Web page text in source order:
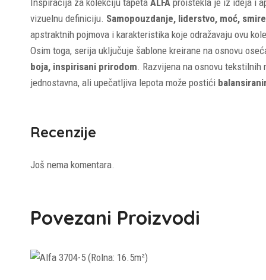
vizuelnu definiciju. Samopouzdanje, liderstvo, moć,
apstraktnih pojmova i karakteristika koje odražavaju ovu
Osim toga, serija uključuje šablone kreirane na osnovu
boja, inspirisani prirodom . Razvijena na osnovu
jednostavna, ali upečatljiva lepota može postići
Recenzije
Još nema komentara.
Povezani Proizvodi